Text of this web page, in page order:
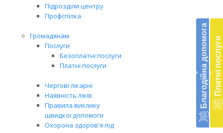
Підрозділи центру
Профспілка
Громадянам
Послуги
Безоплатні послуги
Платні послуги
Чергові лікарні
Наявність ліків
Правила виклику
швидкої допомоги
Охорона здоров'я під
‹ Благодійна допомога ‹ Платні послуги